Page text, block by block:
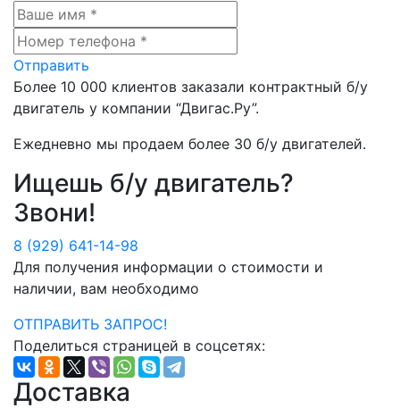
Отправить
Более 10 000 клиентов заказали контрактный б/у
двигатель у компании “Двигас.Ру”.
Ежедневно мы продаем более 30 б/у двигателей.
Ищешь б/у двигатель?
Звони!
8 (929) 641-14-98
Для получения информации о стоимости и
наличии, вам необходимо
ОТПРАВИТЬ ЗАПРОС!
Поделиться страницей в соцсетях:
Доставка